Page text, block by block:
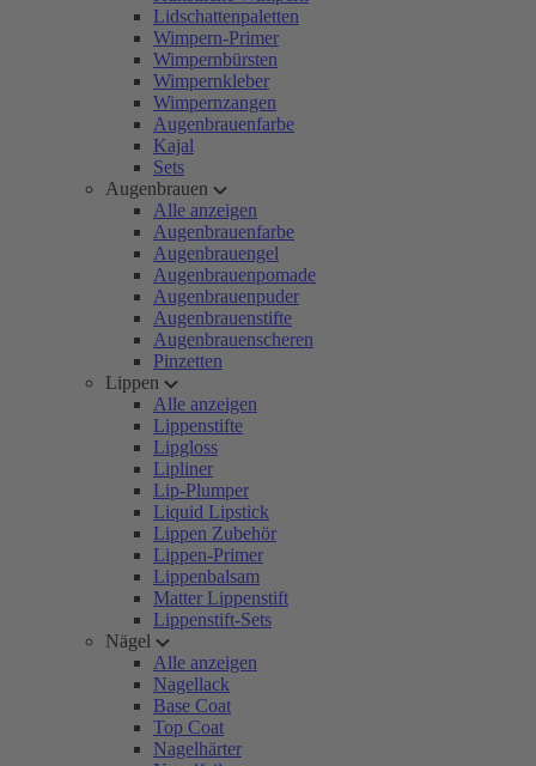
Lidschattenpaletten
Wimpern-Primer
Wimpernbürsten
Wimpernkleber
Wimpernzangen
Augenbrauenfarbe
Kajal
Sets
Augenbrauen
Alle anzeigen
Augenbrauenfarbe
Augenbrauengel
Augenbrauenpomade
Augenbrauenpuder
Augenbrauenstifte
Augenbrauenscheren
Pinzetten
Lippen
Alle anzeigen
Lippenstifte
Lipgloss
Lipliner
Lip-Plumper
Liquid Lipstick
Lippen Zubehör
Lippen-Primer
Lippenbalsam
Matter Lippenstift
Lippenstift-Sets
Nägel
Alle anzeigen
Nagellack
Base Coat
Top Coat
Nagelhärter